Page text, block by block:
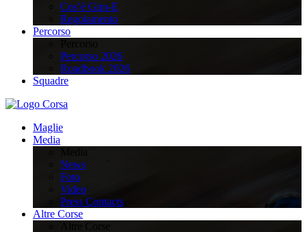
Cos’è Giro-E
Regolamento
Percorso
Percorso 2026
Roadbook 2026
Squadre
Maglie
Media
News
Foto
Video
Press Contacts
Altre Corse